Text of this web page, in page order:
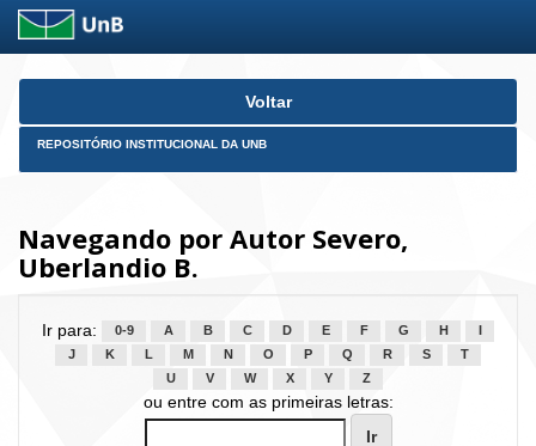
Skip
Voltar
REPOSITÓRIO INSTITUCIONAL DA UNB
Navegando por Autor Severo,
Uberlandio B.
Ir para: 0-9 A B C D E F G H
J
K L M N O P Q R S
T
U
V W X Y Z
ou entre com as primeiras letras: